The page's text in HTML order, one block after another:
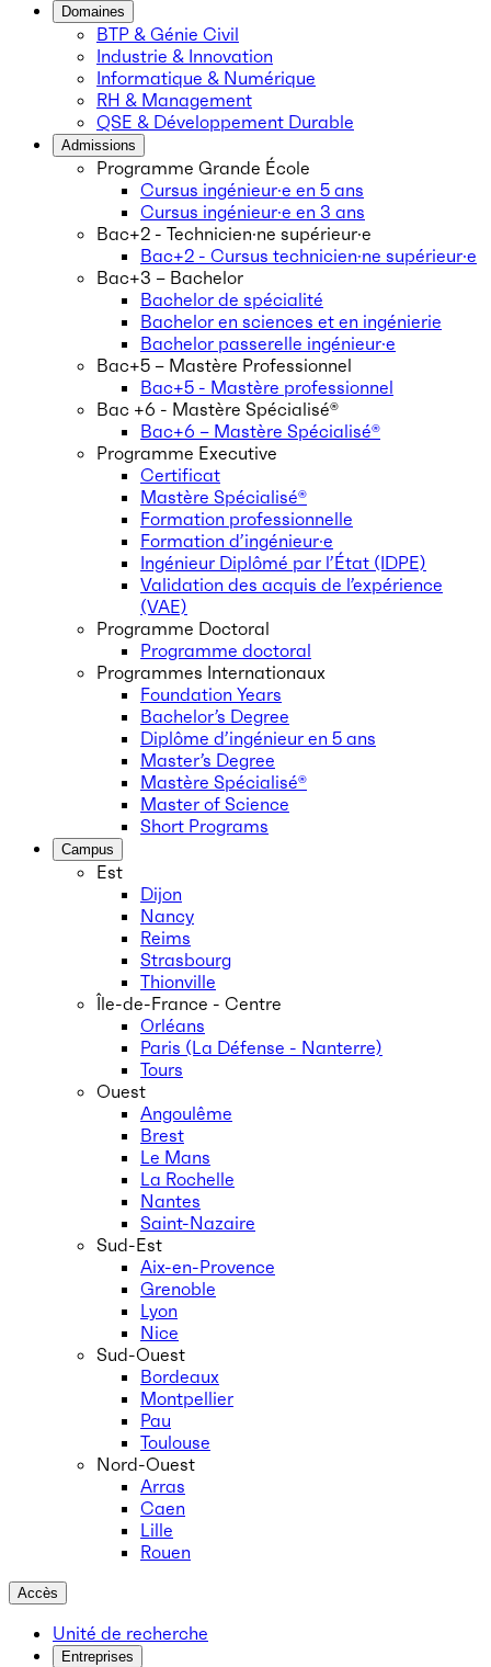
Domaines
BTP & Génie Civil
Industrie & Innovation
Informatique & Numérique
RH & Management
QSE & Développement Durable
Admissions
Programme Grande École
Cursus ingénieur·e en 5 ans
Cursus ingénieur·e en 3 ans
Bac+2 - Technicien·ne supérieur·e
Bac+2 - Cursus technicien·ne supérieur·e
Bac+3 – Bachelor
Bachelor de spécialité
Bachelor en sciences et en ingénierie
Bachelor passerelle ingénieur·e
Bac+5 – Mastère Professionnel
Bac+5 - Mastère professionnel
Bac +6 - Mastère Spécialisé®
Bac+6 – Mastère Spécialisé®
Programme Executive
Certificat
Mastère Spécialisé®
Formation professionnelle
Formation d’ingénieur·e
Ingénieur Diplômé par l’État (IDPE)
Validation des acquis de l’expérience
(VAE)
Programme Doctoral
Programme doctoral
Programmes Internationaux
Foundation Years
Bachelor’s Degree
Diplôme d’ingénieur en 5 ans
Master’s Degree
Mastère Spécialisé®
Master of Science
Short Programs
Campus
Est
Dijon
Nancy
Reims
Strasbourg
Thionville
Île-de-France - Centre
Orléans
Paris (La Défense - Nanterre)
Tours
Ouest
Angoulême
Brest
Le Mans
La Rochelle
Nantes
Saint-Nazaire
Sud-Est
Aix-en-Provence
Grenoble
Lyon
Nice
Sud-Ouest
Bordeaux
Montpellier
Pau
Toulouse
Nord-Ouest
Arras
Caen
Lille
Rouen
Accès
Unité de recherche
Entreprises